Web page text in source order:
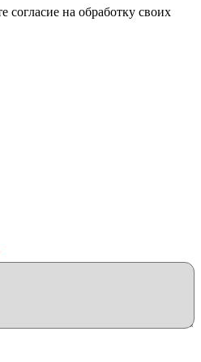
согласие на обработку своих